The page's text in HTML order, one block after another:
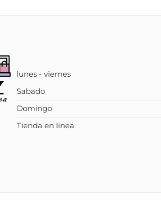
lunes - viernes
Sabado
Domingo
Tienda en linea